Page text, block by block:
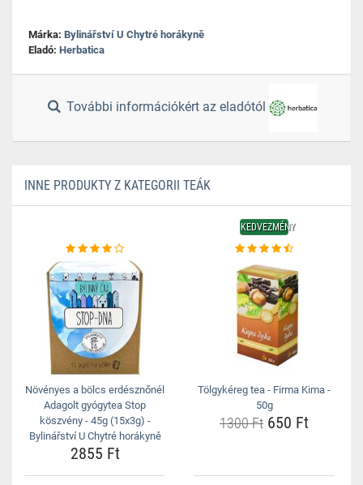
Márka: Bylinářství U Chytré horákyně
Eladó: Herbatica
További információkért az eladótól
INNE PRODUKTY Z KATEGORII TEÁK
Növényes a bölcs erdésznőnél
Adagolt gyógytea Stop
köszvény - 45g (15x3g) -
Bylinářství U Chytré horákyně
2855 Ft
KEDVEZMÉNY
Tölgykéreg tea - Firma Kima -
50g
1300 Ft 650 Ft